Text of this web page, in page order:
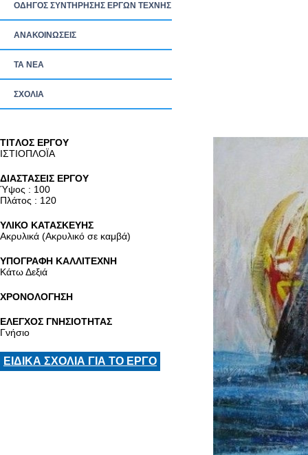
ΟΔΗΓΟΣ ΣΥΝΤΗΡΗΣΗΣ ΕΡΓΩΝ ΤΕΧΝΗΣ
ΑΝΑΚΟΙΝΩΣΕΙΣ
ΤΑ ΝEΑ
ΣΧΟΛΙΑ
TITΛΟΣ ΕΡΓΟΥ
ΙΣΤΙΟΠΛΟΪΑ
ΔΙΑΣΤΑΣΕΙΣ ΕΡΓΟΥ
Ύψος : 100
Πλάτος : 120
ΥΛΙΚΟ ΚΑΤΑΣΚΕΥΗΣ
Ακρυλικά (Ακρυλικό σε καμβά)
ΥΠΟΓΡΑΦΗ ΚΑΛΛΙΤΕΧΝΗ
Κάτω Δεξιά
ΧΡΟΝΟΛΟΓΗΣΗ
ΕΛΕΓΧΟΣ ΓΝΗΣΙΟΤΗΤΑΣ
Γνήσιο
ΕΙΔΙΚΑ ΣΧΟΛΙΑ ΓΙΑ ΤΟ ΕΡΓΟ